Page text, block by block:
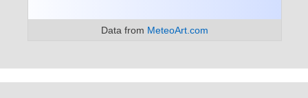
Data from MeteoArt.com